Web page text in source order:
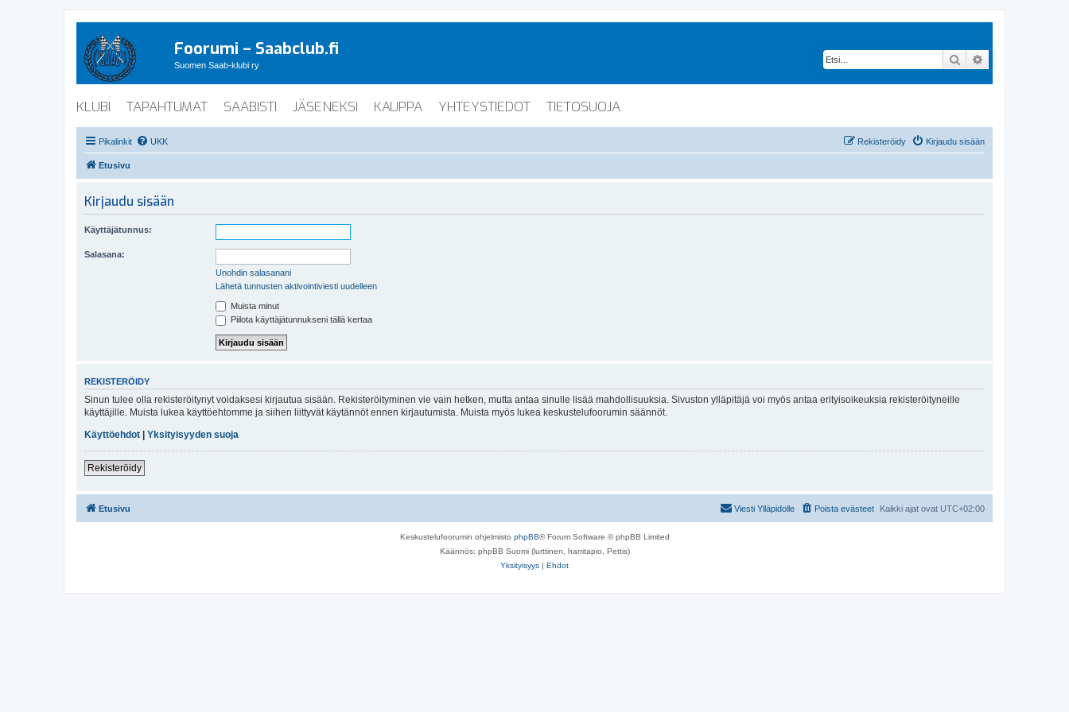
Foorumi – Saabclub.fi
Suomen Saab-klubi ry Etsi
KLUBI TAPAHTUMAT SAABISTI JÄSENEKSI KAUPPA YHTEYSTIEDOT TIETOSUOJA
Pikalinkit UKK Kirjaudu sisään
Rekisteröidy
Etusivu
Kirjaudu sisään
Käyttäjätunnus:
Salasana:
Unohdin salasanani
Lähetä tunnusten aktivointiviesti uudelleen
Muista minut
Piilota käyttäjätunnukseni tällä kertaa
REKISTERÖIDY
Sinun tulee olla rekisteröitynyt voidaksesi kirjautua sisään. Rekisteröityminen vie vain hetken, mutta antaa sinulle lisää mahdollisuuksia. Sivuston ylläpitäjä voi myös antaa erityisoikeuksia rekisteröityneille
käyttäjille. Muista lukea käyttöehtomme ja siihen liittyvät käytännöt ennen kirjautumista. Muista myös lukea keskustelufoorumin säännöt.
Käyttöehdot
Yksityisyyden suoja
Rekisteröidy
Etusivu Kaikki ajat ovat UTC+02:00
Poista evästeet
Viesti Ylläpidolle
Keskustelufoorumin ohjelmisto phpBB® Forum Software © phpBB Limited
Käännös: phpBB Suomi (lurttinen, harritapio, Pettis)
Yksityisyys | Ehdot